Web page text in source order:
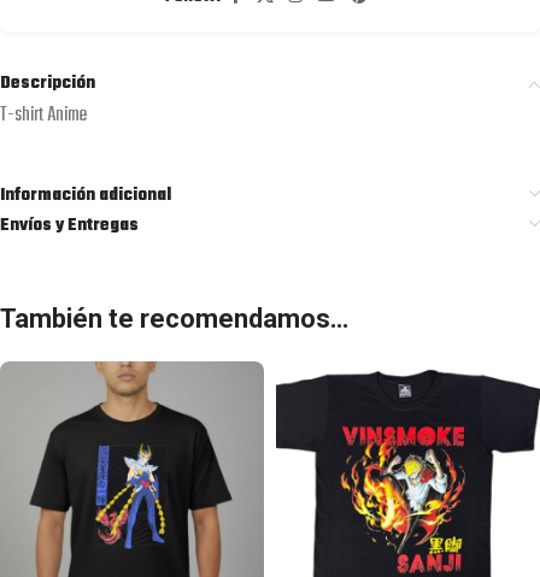
Descripción
T-shirt Anime
Información adicional
Envíos y Entregas
También te recomendamos…